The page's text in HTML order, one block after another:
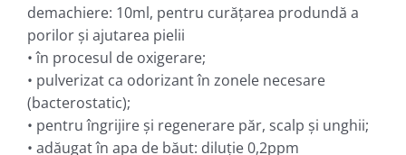
demachiere: 10ml, pentru curăţarea produndă a
porilor şi ajutarea pielii
• în procesul de oxigerare;
• pulverizat ca odorizant în zonele necesare
(bacterostatic);
• pentru îngrijire şi regenerare păr, scalp şi unghii;
• adăugat în apa de băut: diluţie 0,2ppm